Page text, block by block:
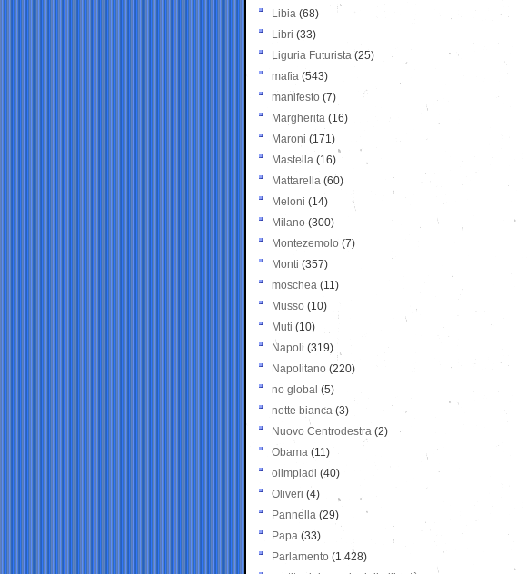
Libia (68)
Libri (33)
Liguria Futurista (25)
mafia (543)
manifesto (7)
Margherita (16)
Maroni (171)
Mastella (16)
Mattarella (60)
Meloni (14)
Milano (300)
Montezemolo (7)
Monti (357)
moschea (11)
Musso (10)
Muti (10)
Napoli (319)
Napolitano (220)
no global (5)
notte bianca (3)
Nuovo Centrodestra (2)
Obama (11)
olimpiadi (40)
Oliveri (4)
Pannella (29)
Papa (33)
Parlamento (1.428)